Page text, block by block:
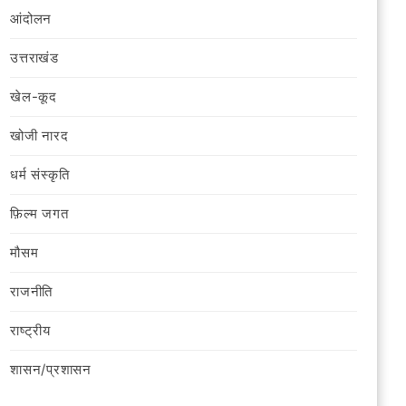
आंदोलन
उत्तराखंड
खेल-कूद
खोजी नारद
धर्म संस्कृति
फ़िल्‍म जगत
मौसम
राजनीति
राष्ट्रीय
शासन/प्रशासन